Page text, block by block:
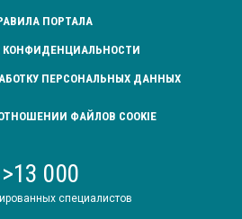
ПОРТАЛА
КОНФИДЕНЦИАЛЬНОСТИ
ПЕРСОНАЛЬНЫХ ДАННЫХ
ФАЙЛОВ COOKIE
>13 000
специалистов